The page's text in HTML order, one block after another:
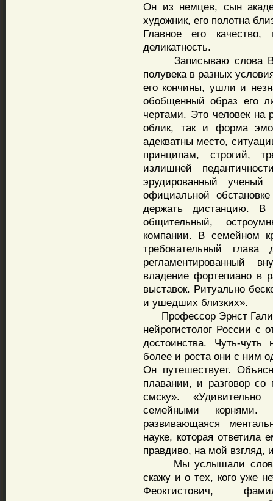
Он из немцев, сын
художник, его полотна
Главное его
деликатность.
Записываю слова
полувека в разных
его кончины, ушли и
обобщенный образ его
чертами. Это человек на
облик, так и форма
адекватны место,
принципам, строгий,
излишней
эрудированный
официальной
держать дистанцию. В
общительный,
компании. В семейном
требовательный глава
регламентированный
владение фортепиано в
выставок. Ритуально
и ушедших близких».
Профессор Эрнст
нейрогистолог России с
достоинства. Чуть-чуть
более и роста они с ним
Он путешествует.
плавании, и разговор
смску».
семейными корнями.
развивающаяся
науке, которая ответила
правдиво, на мой взгляд,
Мы услышали слова
скажу и о тех, кого уже
Феоктистович,